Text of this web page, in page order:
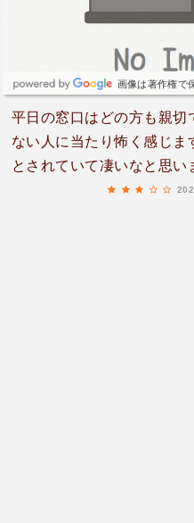
画像は著作権で
平日の窓口はどの方も親切
ない人に当たり怖く感じま
とされていて凄いなと思い